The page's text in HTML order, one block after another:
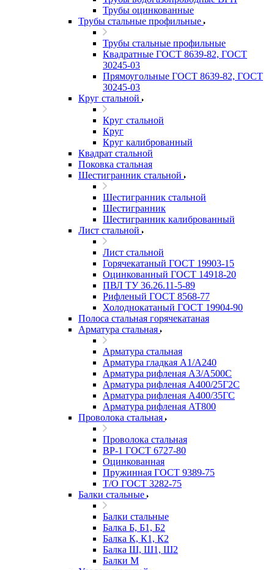
Трубы оцинкованные
Трубы стальные профильные
Трубы стальные профильные
Квадратные ГОСТ 8639-82, ГОСТ
30245-03
Прямоугольные ГОСТ 8639-82, ГОСТ
30245-03
Круг стальной
Круг стальной
Круг
Круг калиброванный
Квадрат стальной
Поковка стальная
Шестигранник стальной
Шестигранник стальной
Шестигранник
Шестигранник калиброванный
Лист стальной
Лист стальной
Горячекатаный ГОСТ 19903-15
Оцинкованный ГОСТ 14918-20
ПВЛ ТУ 36.26.11-5-89
Рифленый ГОСТ 8568-77
Холоднокатаный ГОСТ 19904-90
Полоса стальная горячекатаная
Арматура стальная
Арматура стальная
Арматура гладкая А1/А240
Арматура рифленая А3/А500С
Арматура рифленая А400/25Г2С
Арматура рифленая А400/35ГС
Арматура рифленая АТ800
Проволока стальная
Проволока стальная
ВР-1 ГОСТ 6727-80
Оцинкованная
Пружинная ГОСТ 9389-75
Т/О ГОСТ 3282-75
Балки стальные
Балки стальные
Балка Б, Б1, Б2
Балка К, К1, К2
Балка Ш, Ш1, Ш2
Балки М